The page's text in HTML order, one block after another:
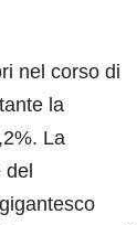
nel corso di
la
La